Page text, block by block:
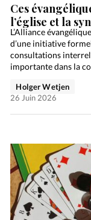
Ces
l’église et la
L’Alliance
d’une initiative
consultations
importante dans la
Holger Wetjen
26 Juin 2026